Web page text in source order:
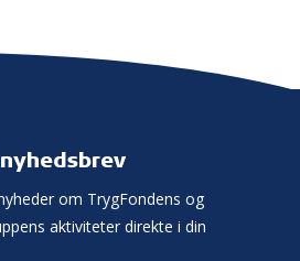
om TrygFondens og
aktiviteter direkte i din